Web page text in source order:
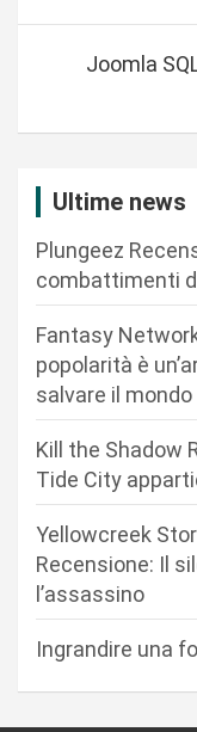
a
Joomla
Ultime news
Plungeez
combattimenti
Fantasy
popolarità è
salvare il mondo
Kill the Shadow
Tide City
Yellowcreek
Recensione: Il
l’assassino
Ingrandire una